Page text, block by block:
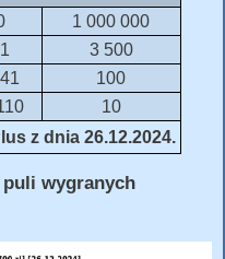
1 000 000
3 500
100
10
z dnia 26.12.2024.
puli wygranych